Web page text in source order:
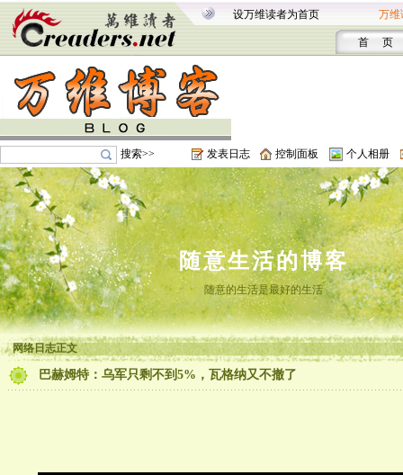
设万维读者为首页 万维
首 页
搜索>> 发表日志 控制面板 个人相册
随意生活的博客
随意的生活是最好的生活
网络日志正文
巴赫姆特：乌军只剩不到5%，瓦格纳又不撤了